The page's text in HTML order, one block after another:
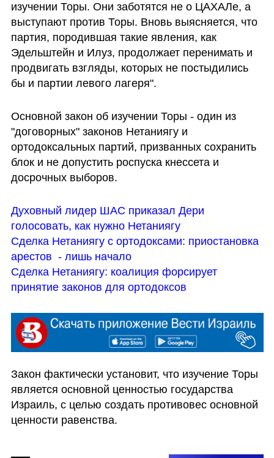
изучении Торы. Они заботятся не о ЦАХАЛе, а
выступают против Торы. Вновь выясняется, что
партия, породившая такие явления, как
Эдельштейн и Илуз, продолжает перенимать и
продвигать взгляды, которых не постыдились
бы и партии левого лагеря".
Основной закон об изучении Торы - один из
"договорных" законов Нетаниягу и
ортодоксальных партий, призванных сохранить
блок и не допустить роспуска кнессета и
досрочных выборов.
Духовный лидер ШАС приказал Дери
голосовать, как нужно Нетаниягу
Сделка Нетаниягу с ортодоксами: приостановка
арестов  - лишь начало
Сделка Нетаниягу: коалиция форсирует
принятие законов для ортодоксов
Закон фактически установит, что изучение Торы
является основной ценностью государства
Израиль, с целью создать противовес основной
ценности равенства.